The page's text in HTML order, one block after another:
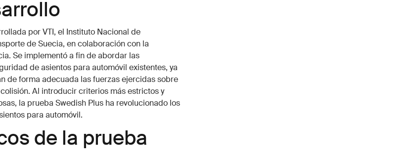
por VTI, el Instituto Nacional de
de Suecia, en colaboración con la
Se implementó a fin de abordar las
de asientos para automóvil existentes, ya
de forma adecuada las fuerzas ejercidas sobre
Al introducir criterios más estrictos y
la prueba Swedish Plus ha revolucionado los
para automóvil.
de la prueba